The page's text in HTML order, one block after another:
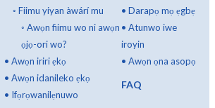
◦ Fiimu yiyan àwárí mu
◦ Awọn fiimu wo ni awọn
ọjọ-ori wo?
• Awọn iriri ẹkọ
• Awọn idanileko ẹkọ
• Ifọrọwanilẹnuwo
•Darapọ mọ ẹgbẹ
•Atunwo iwe
iroyin
•Awọn ọna asopọ
FAQ